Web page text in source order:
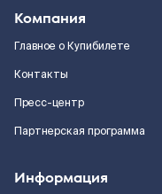
Компания
Главное о Купибилете
Контакты
Пресс-центр
Партнерская программа
Информация